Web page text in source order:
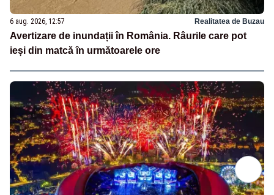
6 aug. 2026, 12:57 Realitatea de Buzau
Avertizare de inundații în România. Râurile care pot
ieși din matcă în următoarele ore